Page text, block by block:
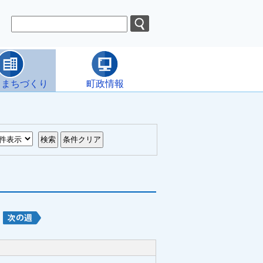
ちづくり 町政情報